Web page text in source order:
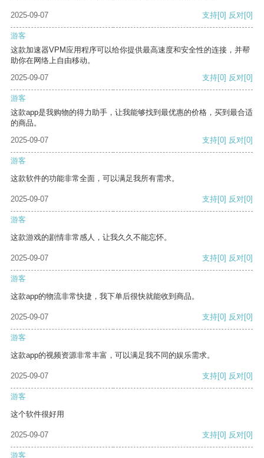
2025-09-07 支持[0] 反对[0]
游客
这款加速器VPM应用程序可以给你提供最高速度和安全性的连接，并帮
助你在网络上自由移动。
2025-09-07
支持[0] 反对[0]
游客
这款app是我购物的得力助手，让我能够找到最优惠的价格，买到最合适
的商品。
2025-09-07
支持[0] 反对[0]
游客
这款软件的功能非常全面，可以满足我所有需求。
2025-09-07 支持[0] 反对[0]
游客
这款游戏的剧情非常感人，让我久久不能忘怀。
2025-09-07 支持[0] 反对[0]
游客
这款app的物流非常快捷，我下单后很快就能收到商品。
2025-09-07 支持[0] 反对[0]
游客
这款app的视频资源非常丰富，可以满足我不同的娱乐需求。
2025-09-07 支持[0] 反对[0]
游客
这个软件很好用
2025-09-07 支持[0] 反对[0]
游客